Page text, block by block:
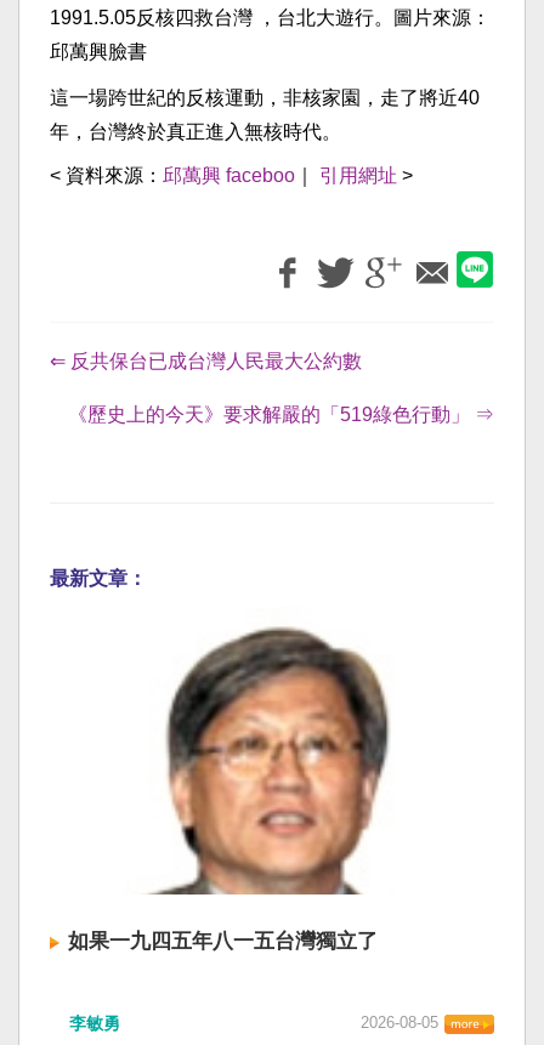
1991.5.05反核四救台灣 ，台北大遊行。圖片來源：
邱萬興臉書
這一場跨世紀的反核運動，非核家園，走了將近40
年，台灣終於真正進入無核時代。
< 資料來源： 邱萬興 faceboo 引用網址 >
⇐ 反共保台已成台灣人民最大公約數
《歷史上的今天》要求解嚴的「519綠色行動」 ⇒
最新文章：
如果一九四五年八一五台灣獨立了
李敏勇 2026-08-05